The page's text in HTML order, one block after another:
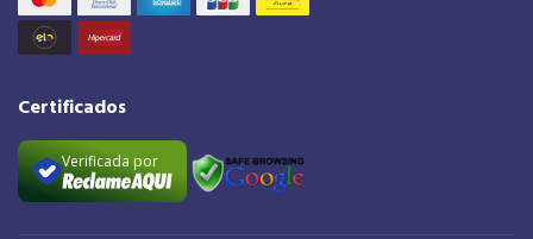
Certificados
Verificada por